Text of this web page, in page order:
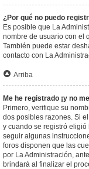
¿Por qué no puedo
Es posible que La
nombre de usuario con el
También puede estar
contacto con La
Arriba
Me he registrado ¡y no
Primero, verifique su
dos posibles razones. Si
y cuando se registró eligió
seguir algunas
foros disponen que las
por La Administración,
brindará al finalizar el